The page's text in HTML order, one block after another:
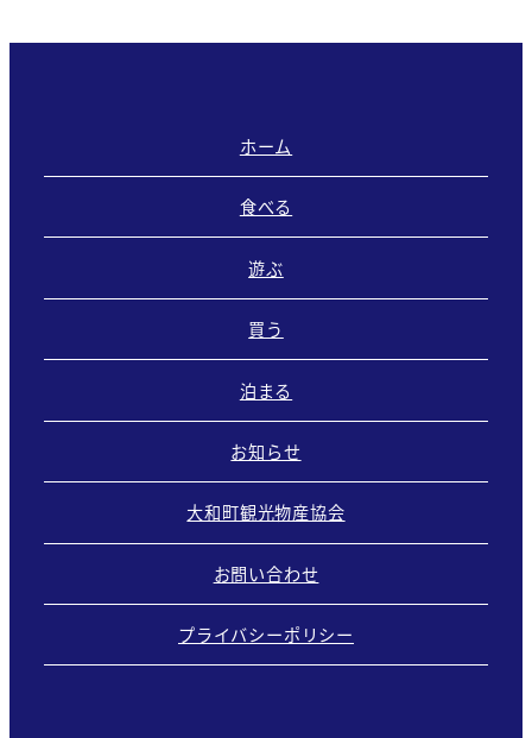
ホーム
食べる
遊ぶ
買う
泊まる
お知らせ
大和町観光物産協会
お問い合わせ
プライバシーポリシー